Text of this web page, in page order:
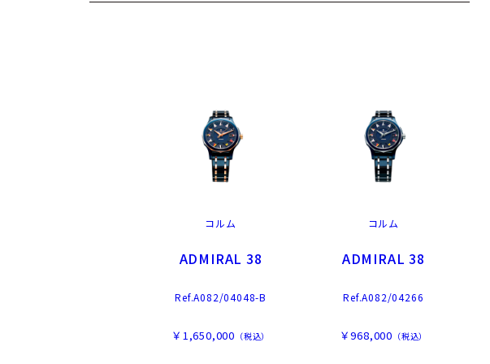
コルム
ADMIRAL 38
Ref.A082/04048-B
￥1,650,000 （税込）
コルム
ADMIRAL 38
Ref.A082/04266
￥968,000 （税込）